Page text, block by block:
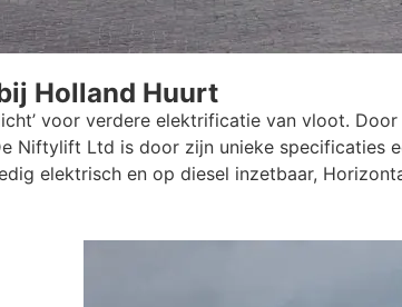
Holland Huurt
voor verdere elektrificatie van vloot.
Niftylift Ltd is door zijn unieke specificaties
elektrisch en op diesel inzetbaar,